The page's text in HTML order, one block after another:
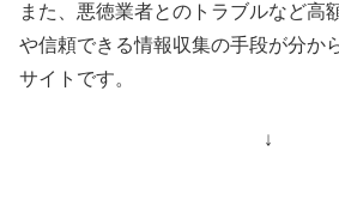
また、悪徳業者とのトラブルなど高
や信頼できる情報収集の手段が分か
サイトです。
↓